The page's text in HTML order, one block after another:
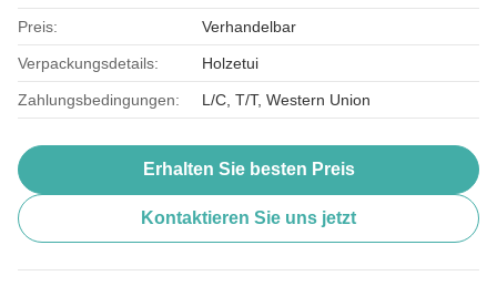
Preis: Verhandelbar
Verpackungsdetails: Holzetui
Zahlungsbedingungen: L/C, T/T, Western Union
Erhalten Sie besten Preis
Kontaktieren Sie uns jetzt